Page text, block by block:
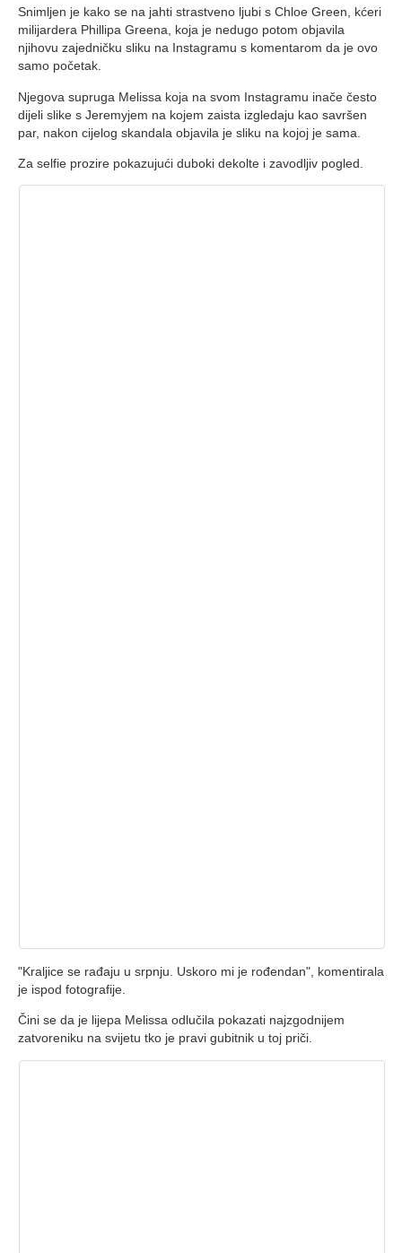
Snimljen je kako se na jahti strastveno ljubi s Chloe Green, kćeri
milijardera Phillipa Greena, koja je nedugo potom objavila
njihovu zajedničku sliku na Instagramu s komentarom da je ovo
samo početak.
Njegova supruga Melissa koja na svom Instagramu inače često
dijeli slike s Jeremyjem na kojem zaista izgledaju kao savršen
par, nakon cijelog skandala objavila je sliku na kojoj je sama.
Za selfie prozire pokazujući duboki dekolte i zavodljiv pogled.
"Kraljice se rađaju u srpnju. Uskoro mi je rođendan", komentirala
je ispod fotografije.
Čini se da je lijepa Melissa odlučila pokazati najzgodnijem
zatvoreniku na svijetu tko je pravi gubitnik u toj priči.